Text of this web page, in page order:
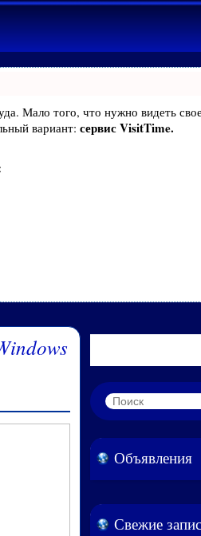
Мало того, что нужно видеть
вариант: сервис VisitTime.
Объявления
Свежие